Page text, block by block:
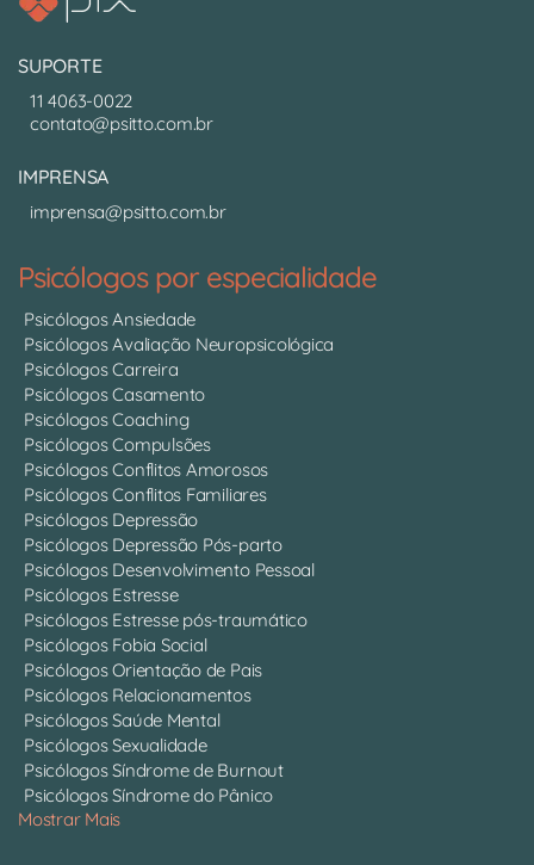
SUPORTE
11 4063-0022
contato@psitto.com.br
IMPRENSA
imprensa@psitto.com.br
Psicólogos por especialidade
Psicólogos Ansiedade
Psicólogos Avaliação Neuropsicológica
Psicólogos Carreira
Psicólogos Casamento
Psicólogos Coaching
Psicólogos Compulsões
Psicólogos Conflitos Amorosos
Psicólogos Conflitos Familiares
Psicólogos Depressão
Psicólogos Depressão Pós-parto
Psicólogos Desenvolvimento Pessoal
Psicólogos Estresse
Psicólogos Estresse pós-traumático
Psicólogos Fobia Social
Psicólogos Orientação de Pais
Psicólogos Relacionamentos
Psicólogos Saúde Mental
Psicólogos Sexualidade
Psicólogos Síndrome de Burnout
Psicólogos Síndrome do Pânico
Mostrar Mais